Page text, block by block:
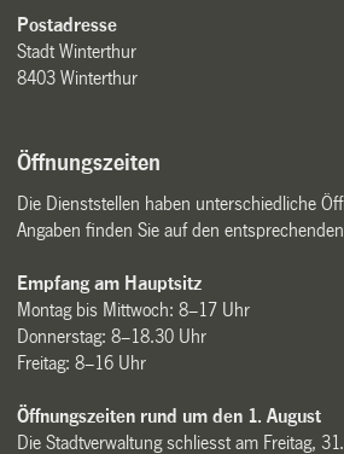
Postadresse
Stadt Winterthur
8403 Winterthur
Öffnungszeiten
Die Dienststellen haben unterschiedliche
Angaben finden Sie auf den
Empfang am Hauptsitz
Montag bis Mittwoch: 8–17 Uhr
Donnerstag: 8–18.30 Uhr
Freitag: 8–16 Uhr
Öffnungszeiten rund um den 1. August
Die Stadtverwaltung schliesst am Freitag,